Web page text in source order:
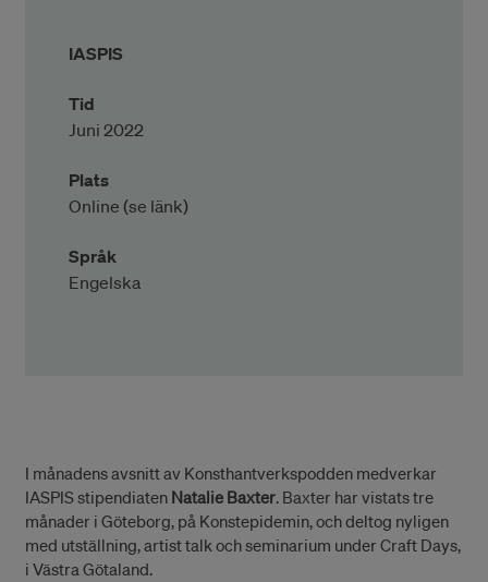
IASPIS
Tid
Juni 2022
Plats
Online (se länk)
Språk
Engelska
I månadens avsnitt av Konsthantverkspodden medverkar
IASPIS stipendiaten Natalie Baxter. Baxter har vistats tre
månader i Göteborg, på Konstepidemin, och deltog nyligen
med utställning, artist talk och seminarium under Craft Days,
i Västra Götaland.